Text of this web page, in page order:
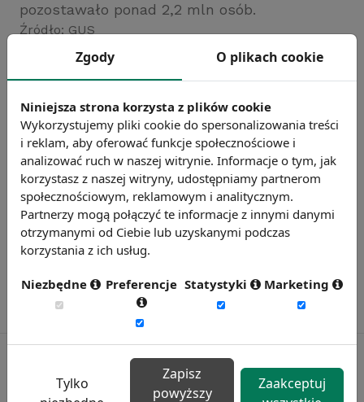
pozostawało ponad 2,2 mln osób.
Źródło: GUS
Chcesz wiedzieć więcej?
Zobacz więcej wiadomości
Rynekpracy.pl
Zgody O plikach cookie
Niniejsza strona korzysta z plików cookie
Wykorzystujemy pliki cookie do spersonalizowania treści
i reklam, aby oferować funkcje społecznościowe i
analizować ruch w naszej witrynie. Informacje o tym, jak
korzystasz z naszej witryny, udostępniamy partnerom
społecznościowym, reklamowym i analitycznym.
Partnerzy mogą połączyć te informacje z innymi danymi
otrzymanymi od Ciebie lub uzyskanymi podczas
korzystania z ich usług.
Niezbędne Preferencje Statystyki Marketing
Tylko
Zapisz
powyższy
Zaakceptuj